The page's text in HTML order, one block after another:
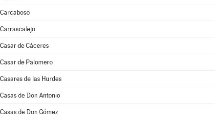
Carcaboso
Carrascalejo
Casar de Cáceres
Casar de Palomero
Casares de las Hurdes
Casas de Don Antonio
Casas de Don Gómez